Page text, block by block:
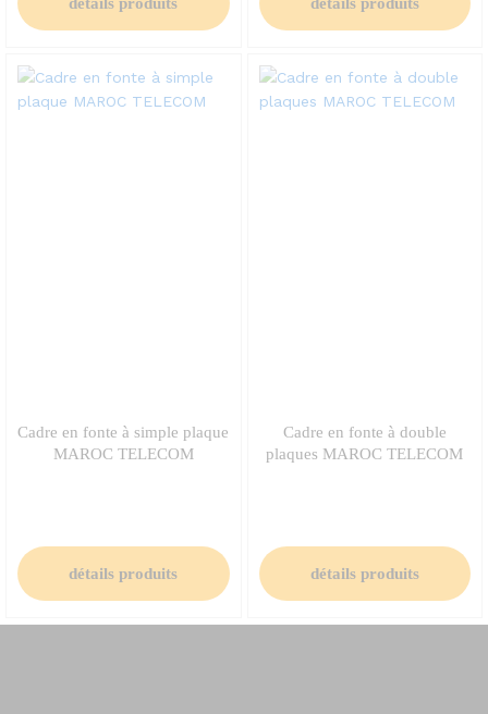
Cadre en fonte à simple plaque
MAROC TELECOM
détails produits
Cadre en fonte à double
plaques MAROC TELECOM
détails produits